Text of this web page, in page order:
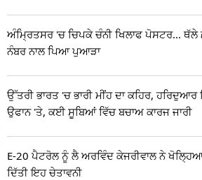
ਅੰਮ੍ਰਿਤਸਰ 'ਚ ਚਿਪਕੇ ਚੰਨੀ ਖਿਲਾਫ ਪੋਸਟਰ...
ਨੰਬਰ ਨਾਲ ਪਿਆ ਪੁਆੜਾ
ਉੱਤਰੀ ਭਾਰਤ 'ਚ ਭਾਰੀ ਮੀਂਹ ਦਾ ਕਹਿਰ, ਹਰਿਦੁਆਰ
ਉਫਾਨ 'ਤੇ, ਕਈ ਸੂਬਿਆਂ ਵਿੱਚ ਬਚਾਅ ਕਾਰਜ ਜਾਰੀ
E-20 ਪੈਟਰੋਲ ਨੂੰ ਲੈ ਅਰਵਿੰਦ ਕੇਜਰੀਵਾਲ ਨੇ
ਦਿੱਤੀ ਇਹ ਚੇਤਾਵਨੀ